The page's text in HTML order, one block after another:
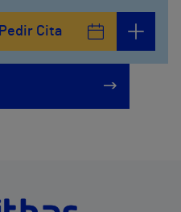
Pedir Cita